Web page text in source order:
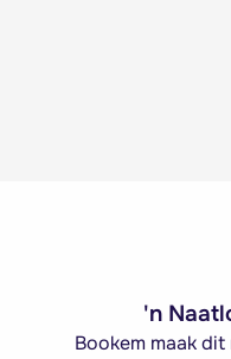
'n
Bookem maak